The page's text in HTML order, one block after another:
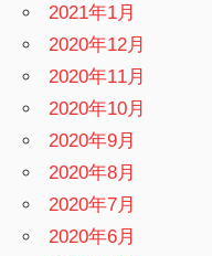
2021年1月
2020年12月
2020年11月
2020年10月
2020年9月
2020年8月
2020年7月
2020年6月